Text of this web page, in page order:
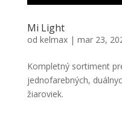
Mi Light
od kelmax| mar 23,
Kompletný sortiment
jednofarebných,
žiaroviek.